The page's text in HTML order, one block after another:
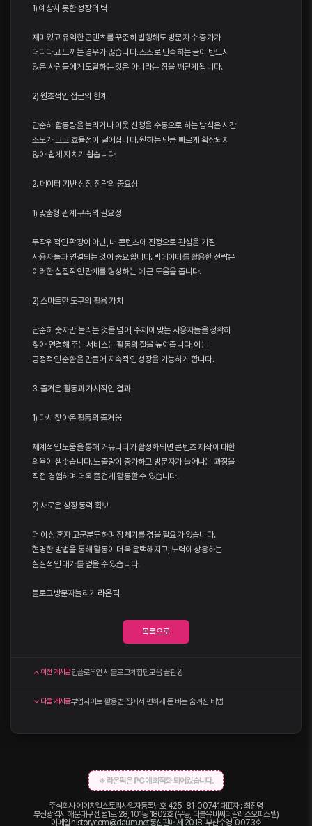
1) 예상치 못한 성장의 벽
재미있고 유익한 콘텐츠를 꾸준히 발행해도 방문자 수 증가가
더디다고 느끼는 경우가 많습니다. 스스로 만족하는 글이 반드시
많은 사람들에게 도달하는 것은 아니라는 점을 깨닫게 됩니다.
2) 원초적인 접근의 한계
단순히 활동량을 늘리거나 이웃 신청을 수동으로 하는 방식은 시간
소모가 크고 효율성이 떨어집니다. 원하는 만큼 빠르게 확장되지
않아 쉽게 지치기 쉽습니다.
2. 데이터 기반 성장 전략의 중요성
1) 맞춤형 관계 구축의 필요성
무작위적인 확장이 아닌, 내 콘텐츠에 진정으로 관심을 가질
사용자들과 연결되는 것이 중요합니다. 빅데이터를 활용한 전략은
이러한 실질적인 관계를 형성하는 데 큰 도움을 줍니다.
2) 스마트한 도구의 활용 가치
단순히 숫자만 늘리는 것을 넘어, 주제에 맞는 사용자들을 정확히
찾아 연결해 주는 서비스는 활동의 질을 높여줍니다. 이는
긍정적인 순환을 만들어 지속적인 성장을 가능하게 합니다.
3. 즐거운 활동과 가시적인 결과
1) 다시 찾아온 활동의 즐거움
체계적인 도움을 통해 커뮤니티가 활성화되면 콘텐츠 제작에 대한
의욕이 샘솟습니다. 노출량이 증가하고 방문자가 늘어나는 과정을
직접 경험하며 더욱 즐겁게 활동할 수 있습니다.
2) 새로운 성장 동력 확보
더 이상 혼자 고군분투하며 정체기를 겪을 필요가 없습니다.
현명한 방법을 통해 활동이 더욱 윤택해지고, 노력에 상응하는
실질적인 대가를 얻을 수 있습니다.
블로그방문자늘리기 라온픽
목록으로
이전 게시글인플로우언서 블로그체험단모음 끝판왕
다음 게시글부업사이트 활용법 집에서 편하게 돈 버는 숨겨진 비법
※ 라온픽은 PC에 최적화 되어있습니다.
주식회사 에이치엘스토리사업자등록번호 425-81-00741대표자 : 최진명
부산광역시 해운대구 센텀1로 28, 101동 1802호 (우동, 더블유비씨더팔레스오피스텔)
이메일 hlstorycom@daum.net통신판매 제 2018-부산수영-0073호